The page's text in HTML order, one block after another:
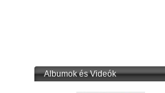
Albumok és Videók